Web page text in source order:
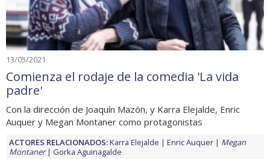
13/05/2021
Comienza el rodaje de la comedia 'La vida
padre'
Con la dirección de Joaquín Mazón, y Karra Elejalde, Enric
Auquer y Megan Montaner como protagonistas
ACTORES RELACIONADOS:Karra Elejalde Enric Auquer
Megan
Montaner
Gorka Aguinagalde